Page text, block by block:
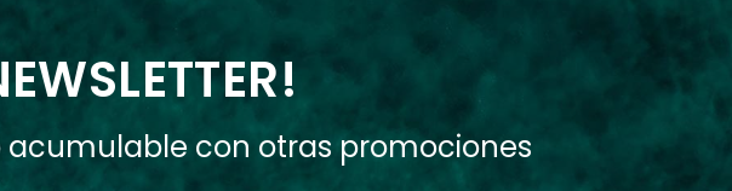
acumulable con otras promociones